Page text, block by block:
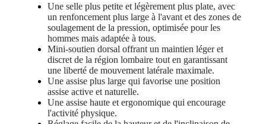
Une selle plus petite et légèrement plus plate, avec
un renfoncement plus large à l'avant et des zones de
soulagement de la pression, optimisée pour les
hommes mais adaptée à tous.
Mini-soutien dorsal offrant un maintien léger et
discret de la région lombaire tout en garantissant
une liberté de mouvement latérale maximale.
Une assise plus large qui favorise une position
assise active et naturelle.
Une assise haute et ergonomique qui encourage
l'activité physique.